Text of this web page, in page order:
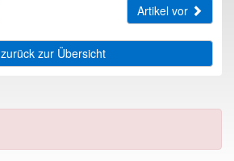
Artikel vor
zurück zur Übersicht